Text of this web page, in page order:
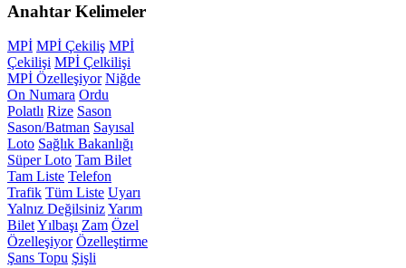
Anahtar Kelimeler
MPİ MPİ Çekiliş MPİ
Çekilişi MPİ Çelkilişi
MPİ Özelleşiyor Niğde
On Numara Ordu
Polatlı Rize Sason
Sason/Batman Sayısal
Loto Sağlık Bakanlığı
Süper Loto Tam Bilet
Tam Liste Telefon
Trafik Tüm Liste Uyarı
Yalnız DeğilsinizYarım
BiletYılbaşı Zam Özel
Özelleşiyor Özelleştirme
Şans Topu Şişli